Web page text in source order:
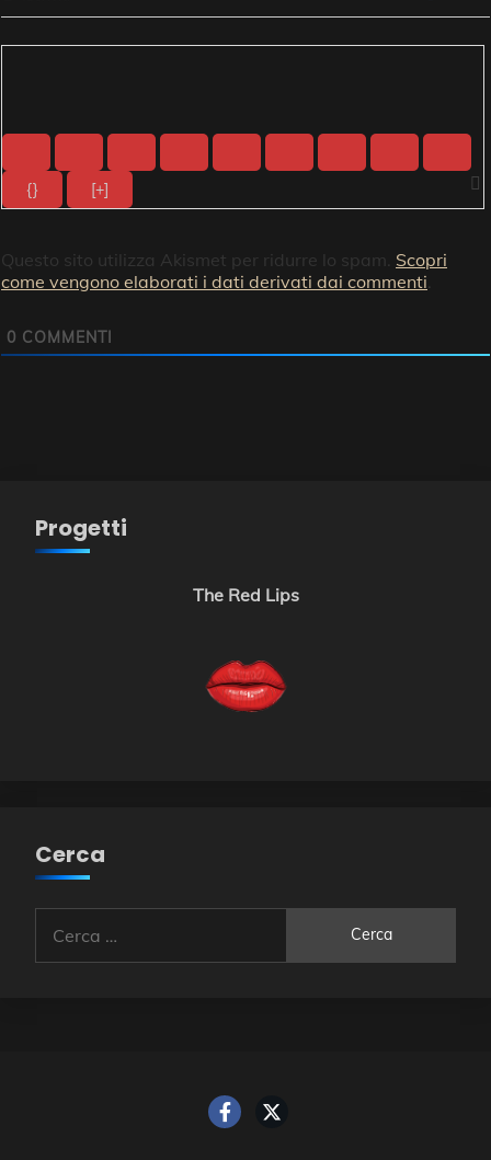
{} [+]
Questo sito utilizza Akismet per ridurre lo spam. Scopri
come vengono elaborati i dati derivati dai commenti
0 COMMENTI
Progetti
The Red Lips
Cerca
per: